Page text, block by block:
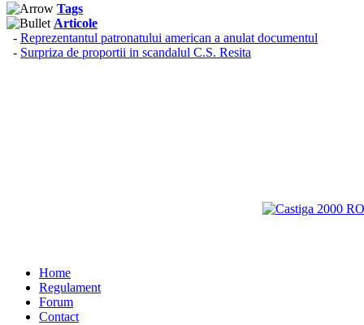
Tags
Articole
- Reprezentantul patronatului american a anulat documentul
- Surpriza de proportii in scandalul C.S. Resita
Home
Regulament
Forum
Contact